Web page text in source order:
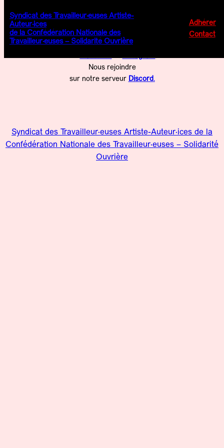
Syndicat des Travailleur·euses Artiste-
Auteur·ices
de la Confédération Nationale des
Travailleur·euses – Solidarité Ouvrière
Adhérer
Contact
staa@cnt-so.org
Suivre nos actualités
surMastodonetInstagram.
Nous rejoindre
sur notre serveur Discord.
Syndicat des Travailleur·euses Artiste-Auteur·ices de la
Confédération Nationale des Travailleur·euses – Solidarité
Ouvrière